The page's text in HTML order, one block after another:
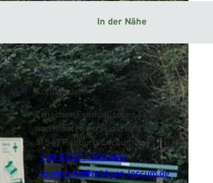
In der Nähe
Kontaktdaten
Zwischen Evangelischer Akademie
und Kloster am Pilgerweg
31547 Rehburg-Loccum
+49 5037 / 300060
touristinfo@rehburg-loccum.de